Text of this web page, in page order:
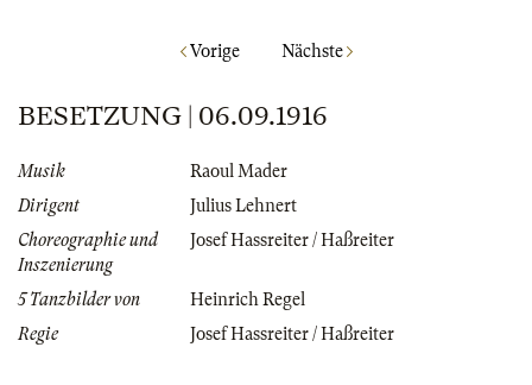
Vorige Nächste
BESETZUNG | 06.09.1916
Musik
Raoul Mader
Dirigent
Julius Lehnert
Choreographie und
Inszenierung
Josef Hassreiter / Haßreiter
5 Tanzbilder von
Heinrich Regel
Regie
Josef Hassreiter / Haßreiter